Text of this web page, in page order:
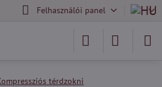
Felhasználói panel
térdzokni